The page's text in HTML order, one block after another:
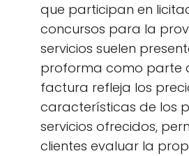
que participan en
concursos para la
servicios suelen
proforma como parte
factura refleja los
características de los
servicios ofrecidos,
clientes evaluar la